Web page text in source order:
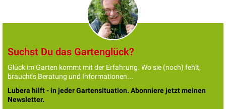
Suchst Du das Gartenglück?
Glück im Garten kommt mit der Erfahrung. Wo sie (noch) fehlt,
braucht's Beratung und Informationen...
Lubera hilft - in jeder Gartensituation. Abonniere jetzt meinen
Newsletter.